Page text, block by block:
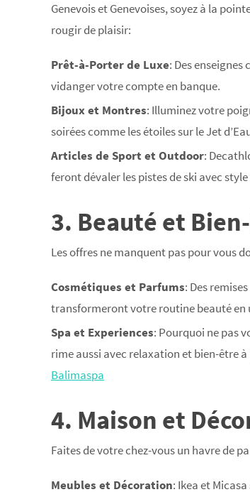
Genevois et Genevoises, soyez à la
rougir de plaisir:
Prêt-à-Porter de Luxe: Des
vidanger votre compte en banque.
Bijoux et Montres: Illuminez votre
soirées comme les étoiles sur le Jet
Articles de Sport et Outdoor:
feront dévaler les pistes de ski avec
3. Beauté et
Les offres ne manquent pas pour vous
Cosmétiques et Parfums: Des
transformeront votre routine beauté en
Spa et Experiences: Pourquoi ne pas
rime aussi avec relaxation et bien-être
Balimaspa
4. Maison et
Faites de votre chez-vous un havre de
Meubles et Décoration: Ikea et